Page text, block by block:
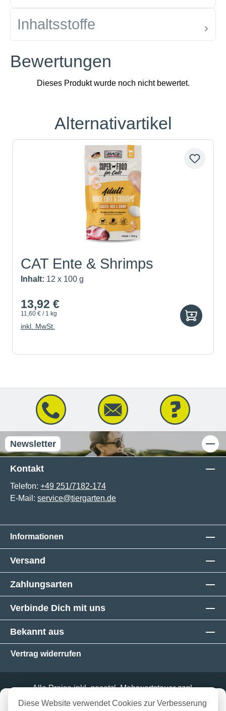
in 3-5 Werktagen bei dir
Inhaltsstoffe
Bewertungen
Produktgalerie überspringen
Alternativartikel
CAT Ente & Shrimps
Inhalt: 12 x 100 g
13,92 €
11,60 € / 1 kg
inkl. MwSt.
Newsletter
Kontakt
Telefon: +49 251/7182-174
E-Mail: service@tiergarten.de
Informationen
Versand
Zahlungsarten
Verbinde Dich mit uns
Bekannt aus
Vertrag widerrufen
Alle Preise inkl. gesetzl. Mehrwertsteuer zzgl.
Versandkosten und ggf. Nachnahmegebühren, wenn
Diese Website verwendet Cookies zur Verbesserung